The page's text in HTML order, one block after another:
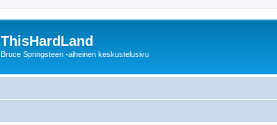
ThisHardLand
Bruce Springsteen -aiheinen keskustelusivu